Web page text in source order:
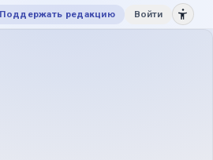
Поддержать редакцию Войти